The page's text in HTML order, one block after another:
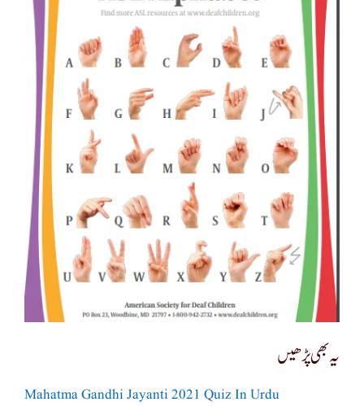
یہ بھی پڑھیں
Mahatma Gandhi Jayanti 2021 Quiz In Urdu